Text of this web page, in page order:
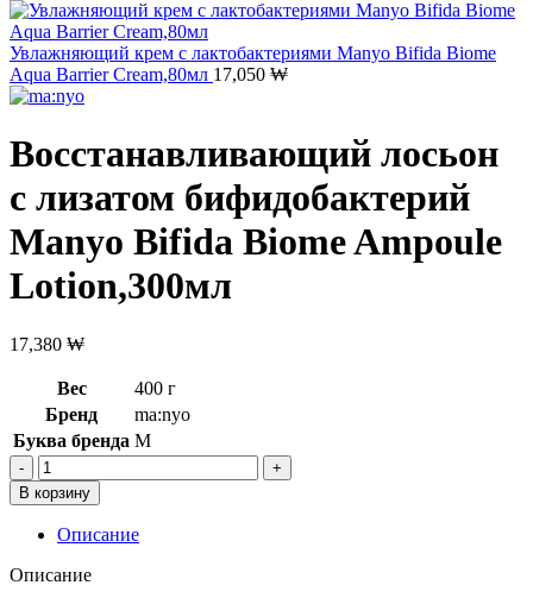
Увлажняющий крем с лактобактериями Manyo Bifida Biome
Aqua Barrier Cream,80мл 17,050 ₩
Восстанавливающий лосьон
с лизатом бифидобактерий
Manyo Bifida Biome Ampoule
Lotion,300мл
17,380 ₩
Вес
400 г
Бренд
ma:nyo
Буква бренда M
Количество
товара
Восстанавливающий
лосьон
лизатом
В корзину
Описание
Описание